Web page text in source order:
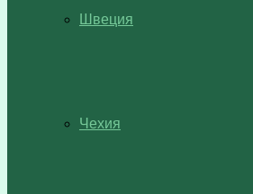
Швеция
Чехия